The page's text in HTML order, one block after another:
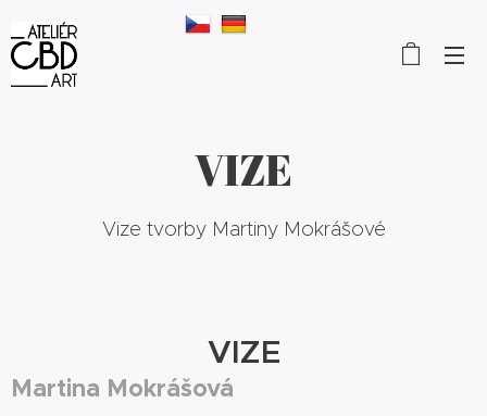
VIZE
Vize tvorby Martiny Mokrášové
VIZE
Martina Mokrášová